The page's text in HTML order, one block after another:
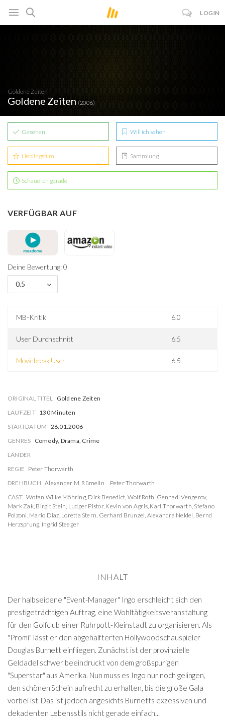
LOGIN
Goldene Zeiten
Goldene Zeiten (2006)
Gesehen Will ich sehen
Lieblingsfilm Sammlung
Schaue ich gerade
VERFÜGBAR AUF
Deine Bewertung: 0
0.5
MB-Kritik 6.0
User Durchschnitt 6.5
Moviebreak User 6.5
ORIGINAL TITEL Goldene Zeiten
LAUFZEIT 130 Minuten
STARTDATUM 26.01.2006
GENRES Comedy, Drama, Crime
LÄNDER
REGIE Peter Thorwarth
DREHBUCH Alexander M. Rümelin
Peter Thorwarth
CAST Wotan Wilke Möhring, Dirk Benedict, Wolf Roth, Gennadi Vengerov,
Mark Zak, Birgit Stein, Ludger Pistor, Kevin von Agris, Karl Thorwarth, Stefano
Polzoni, Mario Diaz, Loretta Stern, Gerhard Brunzel, Alexandra Neldel, Bernd
Herzsprung, Ingrid Steeger
INHALT
Der halbseidene "Event-Manager" Ingo erschleicht sich den
prestigeträchtigen Auftrag, eine Wohltätigkeitsveranstaltung
für den Golfclub einer Ruhrpott-Kleinstadt zu organisieren. Als
"Promi" lässt er den abgehalfterten Hollywoodschauspieler
Douglas Burnett einfliegen. Zunächst ist der provinzielle
Geldadel schwer beeindruckt von dem großspurigen
"Superstar" aus Amerika. Nun muss es Ingo nur noch gelingen,
den schönen Schein aufrecht zu erhalten, bis die große Gala
vorbei ist. Das ist jedoch angesichts Burnetts exzessiven und
dekadenten Lebensstils nicht gerade einfach...